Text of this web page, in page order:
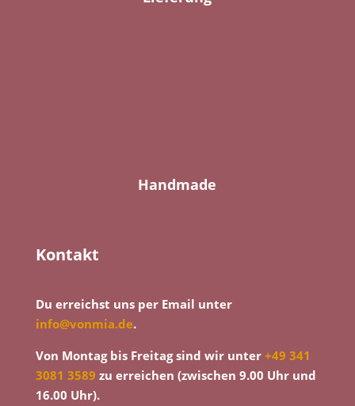
Handmade
Kontakt
Du erreichst uns per Email unter
info@vonmia.de.
Von Montag bis Freitag sind wir unter +49 341
3081 3589 zu erreichen (zwischen 9.00 Uhr und
16.00 Uhr).